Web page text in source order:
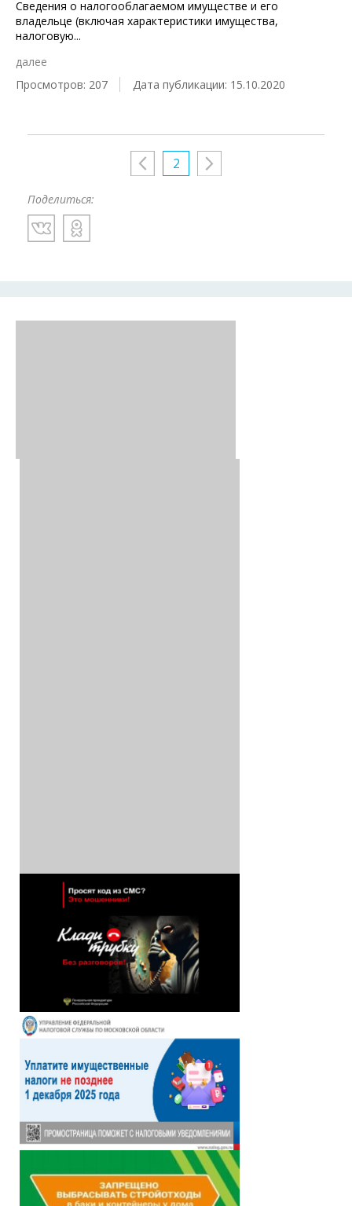
Сведения о налогооблагаемом имуществе и его
владельце (включая характеристики имущества,
налоговую...
далее
Просмотров: 207
Дата публикации: 15.10.2020
2
Поделиться: